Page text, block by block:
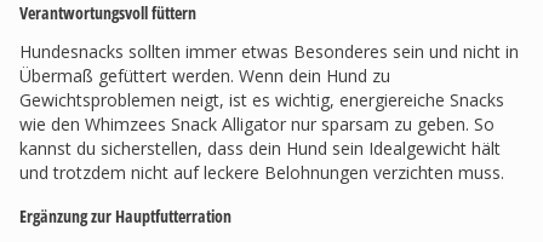
Verantwortungsvoll füttern
Hundesnacks sollten immer etwas Besonderes sein und nicht in
Übermaß gefüttert werden. Wenn dein Hund zu
Gewichtsproblemen neigt, ist es wichtig, energiereiche Snacks
wie den Whimzees Snack Alligator nur sparsam zu geben. So
kannst du sicherstellen, dass dein Hund sein Idealgewicht hält
und trotzdem nicht auf leckere Belohnungen verzichten muss.
Ergänzung zur Hauptfutterration